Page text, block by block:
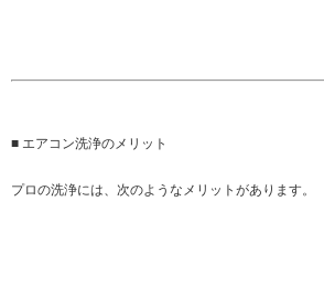
■ エアコン洗浄のメリット
プロの洗浄には、次のようなメリットがあります。